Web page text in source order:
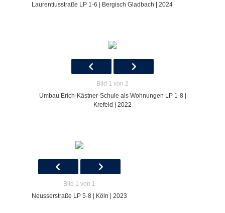
Laurentiusstraße LP 1-6 | Bergisch Gladbach | 2024
Bild 1 von 2
Umbau Erich-Kästner-Schule als Wohnungen LP 1-8 |
Krefeld | 2022
Bild 1 von 1
Neusserstraße LP 5-8 | Köln | 2023